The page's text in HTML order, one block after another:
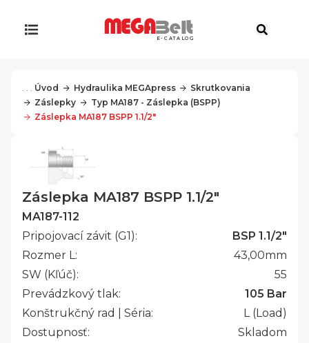
E-CATALOG
. . . Úvod Hydraulika MEGApress
Skrutkovania
Záslepky
Typ MA187 - Záslepka (BSPP)
Záslepka MA187 BSPP 1.1/2"
Záslepka MA187 BSPP 1.1/2"
MA187-112
Pripojovací závit (G1):
BSP 1.1/2"
Rozmer L:
43,00mm
SW (Kľúč):
55
Prevádzkový tlak:
105 Bar
Konštrukčný rad | Séria:
L (Load)
Dostupnosť:
Skladom